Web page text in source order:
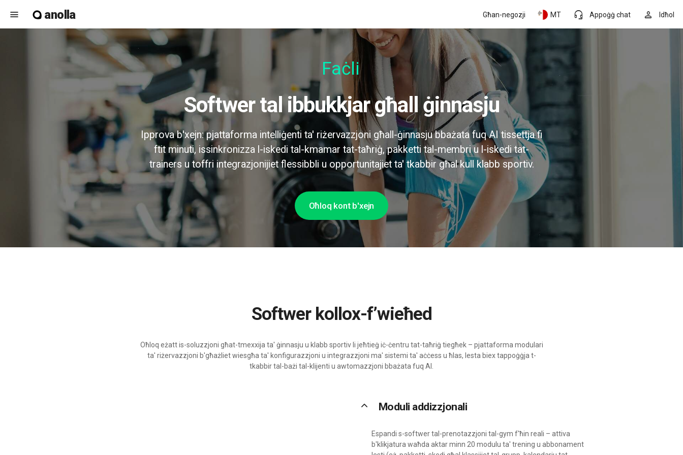
menu anolla person Idħol
headset_mic Appoġġ chat
MT
Għan-negozji
Faċli għa
Softwer tal ibbukkjar għall ġinnasju
Ipprova b'xejn: pjattaforma intelliġenti ta' riżervazzjoni għall-ġinnasju bbażata fuq AI tissettja fi
ftit minuti, issinkronizza l-iskedi tal-kmamar tat-taħriġ, pakketti tal-membri u l-iskedi tat-
trainers u toffri integrazjonijiet flessibbli u opportunitajiet ta' tkabbir għal kull klabb sportiv.
Oħloq kont b'xejn
Softwer kollox-f’wieħed
Oħloq eżatt is-soluzzjoni għat-tmexxija ta' ġinnasju u klabb sportiv li jeħtieġ iċ-ċentru tat-taħriġ tiegħek – pjattaforma modulari
ta' riżervazzjoni b'għażliet wiesgħa ta' konfigurazzjoni u integrazzjoni ma' sistemi ta' aċċess u ħlas, lesta biex tappoġġja t-
tkabbir tal-bażi tal-klijenti u awtomazzjoni bbażata fuq AI.
keyboard_arrow_up Moduli addizzjonali
Espandi s-softwer tal-prenotazzjoni tal-gym f'ħin reali – attiva
b'klikjatura waħda aktar minn 20 modulu ta' trening u abbonament